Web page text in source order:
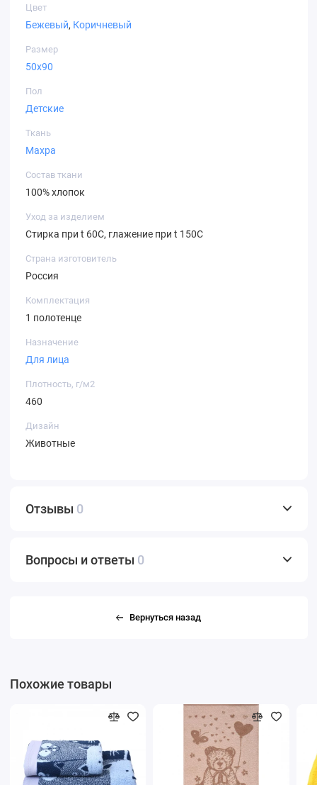
Цвет
Бежевый, Коричневый
Размер
50х90
Пол
Детские
Ткань
Махра
Состав ткани
100% хлопок
Уход за изделием
Стирка при t 60С, глажение при t 150C
Страна изготовитель
Россия
Комплектация
1 полотенце
Назначение
Для лица
Плотность, г/м2
460
Дизайн
Животные
Отзывы 0
Вопросы и ответы 0
Вернуться назад
Похожие товары